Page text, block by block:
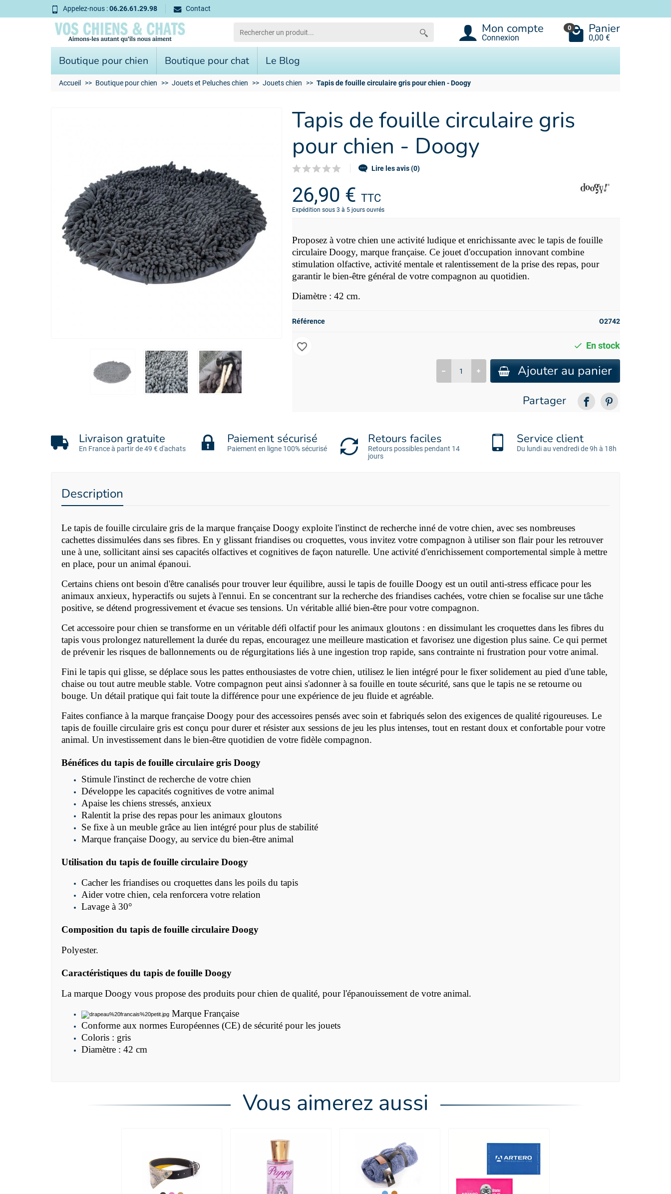
Appelez-nous :06.26.61.29.98 Contact
Mon compte
Connexion
0 Panier
0,00 €
Boutique pour chien Boutique pour chat Le Blog
Accueil Boutique pour chien Jouets et Peluches chien Jouets chien Tapis de fouille circulaire gris pour chien - Doogy
Tapis de fouille circulaire gris
pour chien - Doogy
Lire les avis (0)
26,90 €TTC
Expédition sous 3 à 5 jours ouvrés
Proposez à votre chien une activité ludique et enrichissante avec le tapis de fouille
circulaire Doogy, marque française. Ce jouet d'occupation innovant combine
stimulation olfactive, activité mentale et ralentissement de la prise des repas, pour
garantir le bien-être général de votre compagnon au quotidien.
Diamètre : 42 cm.
Référence O2742
En stock
Ajouter au panier
favorite_border
Partager
Livraison gratuite
En France à partir de 49 € d'achats
Paiement sécurisé
Paiement en ligne 100% sécurisé
Retours faciles
Retours possibles pendant 14
jours
Service client
Du lundi au vendredi de 9h à 18h
Description
Le tapis de fouille circulaire gris de la marque française Doogy exploite l'instinct de recherche inné de votre chien, avec ses nombreuses
cachettes dissimulées dans ses fibres. En y glissant friandises ou croquettes, vous invitez votre compagnon à utiliser son flair pour les retrouver
une à une, sollicitant ainsi ses capacités olfactives et cognitives de façon naturelle. Une activité d'enrichissement comportemental simple à mettre
en place, pour un animal épanoui.
Certains chiens ont besoin d'être canalisés pour trouver leur équilibre, aussi le tapis de fouille Doogy est un outil anti-stress efficace pour les
animaux anxieux, hyperactifs ou sujets à l'ennui. En se concentrant sur la recherche des friandises cachées, votre chien se focalise sur une tâche
positive, se détend progressivement et évacue ses tensions. Un véritable allié bien-être pour votre compagnon.
Cet accessoire pour chien se transforme en un véritable défi olfactif pour les animaux gloutons : en dissimulant les croquettes dans les fibres du
tapis vous prolongez naturellement la durée du repas, encouragez une meilleure mastication et favorisez une digestion plus saine. Ce qui permet
de prévenir les risques de ballonnements ou de régurgitations liés à une ingestion trop rapide, sans contrainte ni frustration pour votre animal.
Fini le tapis qui glisse, se déplace sous les pattes enthousiastes de votre chien, utilisez le lien intégré pour le fixer solidement au pied d'une table,
chaise ou tout autre meuble stable. Votre compagnon peut ainsi s'adonner à sa fouille en toute sécurité, sans que le tapis ne se retourne ou
bouge. Un détail pratique qui fait toute la différence pour une expérience de jeu fluide et agréable.
Faites confiance à la marque française Doogy pour des accessoires pensés avec soin et fabriqués selon des exigences de qualité rigoureuses. Le
tapis de fouille circulaire gris est conçu pour durer et résister aux sessions de jeu les plus intenses, tout en restant doux et confortable pour votre
animal. Un investissement dans le bien-être quotidien de votre fidèle compagnon.
Bénéfices du tapis de fouille circulaire gris Doogy
Stimule l'instinct de recherche de votre chien
Développe les capacités cognitives de votre animal
Apaise les chiens stressés, anxieux
Ralentit la prise des repas pour les animaux gloutons
Se fixe à un meuble grâce au lien intégré pour plus de stabilité
Marque française Doogy, au service du bien-être animal
Utilisation du tapis de fouille circulaire Doogy
Cacher les friandises ou croquettes dans les poils du tapis
Aider votre chien, cela renforcera votre relation
Lavage à 30°
Composition du tapis de fouille circulaire Doogy
Polyester.
Caractéristiques du tapis de fouille Doogy
La marque Doogy vous propose des produits pour chien de qualité, pour l'épanouissement de votre animal.
Marque Française
Conforme aux normes Européennes (CE) de sécurité pour les jouets
Coloris : gris
Diamètre : 42 cm
Vous aimerez aussi